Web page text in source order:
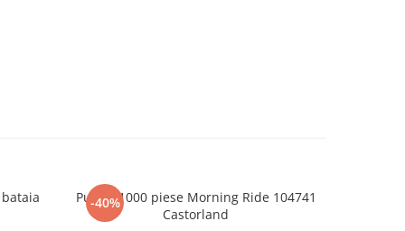
-40%
Puzzle 1000 piese Morning Ride 104741
Castorland